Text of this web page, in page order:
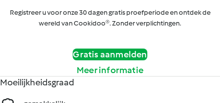
Registreer u voor onze 30 dagen gratis proefperiode en ontdek de
wereld van Cookidoo®. Zonder verplichtingen.
Gratis aanmelden
Meer informatie
Moeilijkheidsgraad